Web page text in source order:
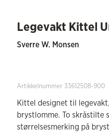
Legevakt Kittel
Sverre W. Monsen
Artikkelnummer 33612508-900
Kittel designet til
brystlomme. To skråstilte
størrelsesmerking på